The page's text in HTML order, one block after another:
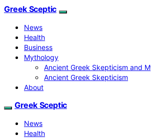
Greek Sceptic
News
Health
Business
Mythology
Ancient Greek Skepticism and
Ancient Greek Skepticism
About
Greek Sceptic
News
Health